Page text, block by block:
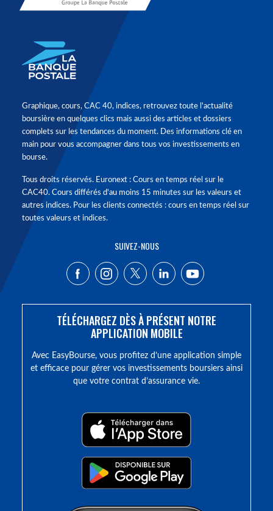
Graphique, cours, CAC 40, indices, retrouvez toute l'actualité
boursière en quelques clics mais aussi des articles et dossiers
complets sur les tendances du moment. Des informations clé en
main pour vous accompagner dans tous vos investissements en
bourse.
Tous droits réservés. Euronext : Cours en temps réel sur le
CAC40. Cours différés d'au moins 15 minutes sur les valeurs et
autres indices. Pour les clients connectés : cours en temps réel sur
toutes valeurs et indices.
SUIVEZ-NOUS
TÉLÉCHARGEZ DÈS À PRÉSENT NOTRE
APPLICATION MOBILE
Avec EasyBourse, vous profitez d’une application simple
et efficace pour gérer vos investissements boursiers ainsi
que votre contrat d’assurance vie.